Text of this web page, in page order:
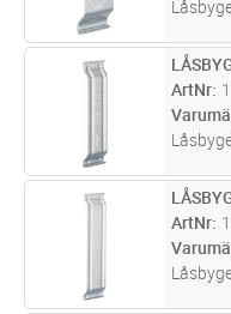
ST
ArtNr
ST
ArtNr